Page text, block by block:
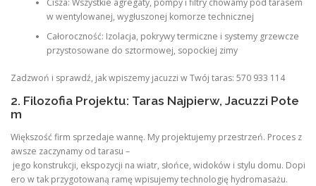
Cisza: Wszystkie agregaty, pompy i filtry chowamy pod tarasem
w wentylowanej, wygłuszonej komorze technicznej
Całoroczność: Izolacja, pokrywy termiczne i systemy grzewcze
przystosowane do sztormowej, sopockiej zimy
Zadzwoń i sprawdź, jak wpiszemy jacuzzi w Twój taras: 570 933 114
2. Filozofia Projektu: Taras Najpierw, Jacuzzi Pote
m
Większość firm sprzedaje wannę. My projektujemy przestrzeń. Proces z
awsze zaczynamy od tarasu –
jego konstrukcji, ekspozycji na wiatr, słońce, widoków i stylu domu. Dopi
ero w tak przygotowaną ramę wpisujemy technologię hydromasażu.